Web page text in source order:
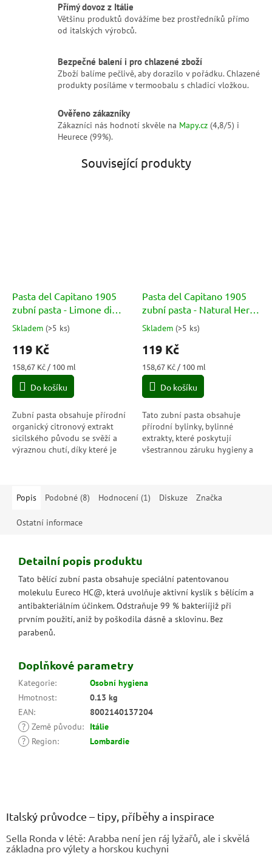
Přímý dovoz z Itálie
Většinu produktů dovážíme bez prostředníků přímo
od italských výrobců.
Bezpečné balení i pro chlazené zboží
Zboží balíme pečlivě, aby dorazilo v pořádku. Chlazené
produkty posíláme v termoobalu s chladicí vložkou.
Ověřeno zákazníky
Zákazníci nás hodnotí skvěle na Mapy.cz (4,8/5) i
Heurece (99%).
Související produkty
Pasta del Capitano 1905
zubní pasta - Limone di
Sicilia
Průměrné
hodnocení
produktu
je
5,0
5
hvězdiček.
Skladem (>5 ks)
119 Kč
Měrná
cena:
158,67 Kč / 100 ml
Do košíku
Zubní pasta obsahuje přírodní
organický citronový extrakt
sicilského původu se svěží a
výraznou chutí, díky které je
Pasta del Capitano 1905
zubní pasta - Natural Herbs
75ml
Průměrné
hodnocení
produktu
je
5,0
5
hvězdiček.
Skladem (>5 ks)
119 Kč
Měrná
cena:
158,67 Kč / 100 ml
Do košíku
Tato zubní pasta obsahuje
přírodní bylinky, bylinné
extrakty, které poskytují
všestrannou záruku hygieny a
Popis
Podobné (8) Hodnocení (1) Diskuze Značka
Ostatní informace
Detailní popis produktu
Tato bělící zubní pasta obsahuje speciální patentovanou
molekulu Eureco HC@, která uvolňuje aktivní kyslík s bělícím a
antibakteriálním účinkem. Odstraňuje 99 % bakteriíjiž při
prvním použití, aniž by poškodila dásně a sklovinu. Bez
parabenů.
Doplňkové parametry
Kategorie:
Osobní hygiena
Hmotnost:
0.13 kg
EAN:
8002140137204
? Země původu:
Itálie
?
Region: Lombardie
Italský průvodce – tipy, příběhy a inspirace
Sella Ronda v létě: Arabba není jen ráj lyžařů, ale i skvělá
základna pro výlety a horskou kuchyni